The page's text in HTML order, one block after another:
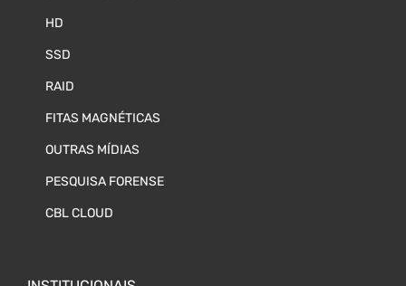
HD
SSD
RAID
FITAS MAGNÉTICAS
OUTRAS MÍDIAS
PESQUISA FORENSE
CBL CLOUD